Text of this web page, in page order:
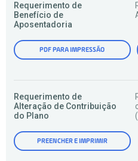
Requerimento de
Benefício de
Aposentadoria
PDF PARA IMPRESSÃO
Requerimento de
Alteração de Contribuição
do Plano
PREENCHER E IMPRIMIR